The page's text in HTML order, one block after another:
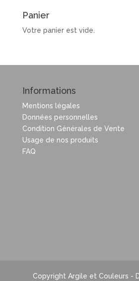
Panier
Votre panier est vide.
Informations
Mentions légales
Données personnelles
Condition Générales de Vente
Usage de nos produits
FAQ
Copyright Argile et Couleurs -